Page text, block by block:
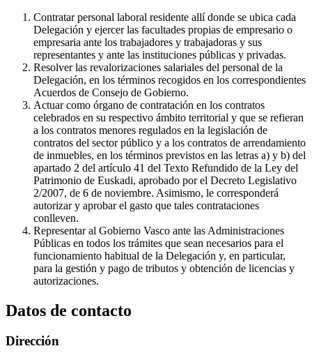
Contratar personal laboral residente allí donde se ubica cada
Delegación y ejercer las facultades propias de empresario o
empresaria ante los trabajadores y trabajadoras y sus
representantes y ante las instituciones públicas y privadas.
Resolver las revalorizaciones salariales del personal de la
Delegación, en los términos recogidos en los correspondientes
Acuerdos de Consejo de Gobierno.
Actuar como órgano de contratación en los contratos
celebrados en su respectivo ámbito territorial y que se refieran
a los contratos menores regulados en la legislación de
contratos del sector público y a los contratos de arrendamiento
de inmuebles, en los términos previstos en las letras a) y b) del
apartado 2 del artículo 41 del Texto Refundido de la Ley del
Patrimonio de Euskadi, aprobado por el Decreto Legislativo
2/2007, de 6 de noviembre. Asimismo, le corresponderá
autorizar y aprobar el gasto que tales contrataciones
conlleven.
Representar al Gobierno Vasco ante las Administraciones
Públicas en todos los trámites que sean necesarios para el
funcionamiento habitual de la Delegación y, en particular,
para la gestión y pago de tributos y obtención de licencias y
autorizaciones.
Datos de contacto
Dirección